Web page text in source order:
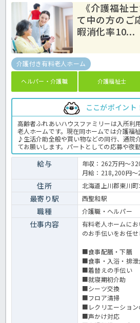
《介護福祉
て中の方のご
暇消化率10...
介護付き有料老人ホーム
ヘルパー・介護職 介護福祉士
ここがポイント
高齢者ふれあいハウスファミリーは入所利
老人ホームです。現在同ホームでは介護福
♪生活介助全般や買い物などの同行、通院
てお願いします。パートとしての応募や夜
上の方など体力に合わせた勤務も可能！あ
ずはご相談下さいね♪法人として有給休暇
り、希望休がとりやすいのも魅力のひとつ
る方も、スタッフみんなでサポートして
下さいね。有料老人ホームでの介護業務全
員 有料老人ホームの求人＞
給与
年収：262万円～
月給：218,200円
住所 北海道上川郡東川
最寄り駅 西聖和駅
職種 介護職・ヘルパー
仕事内容
有料老人ホームに
のお手伝いをお任
■食事配膳・下膳
■食事・入浴・排泄
■着替えの手伝い
■就寝期初介助
■シーツ交換
■フロア清掃
■レクリエーション
■声かけ対応